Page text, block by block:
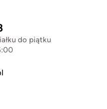
do piątku